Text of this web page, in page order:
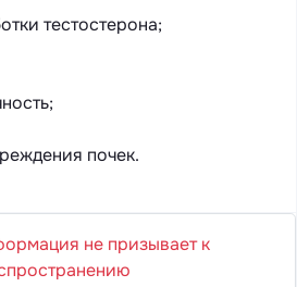
тестостерона;
почек.
не призывает к